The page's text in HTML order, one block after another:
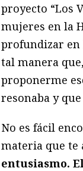
proyecto “Los
mujeres en la
profundizar en
tal manera
proponerme
resonaba y
No es fácil
materia que te
entusiasmo.